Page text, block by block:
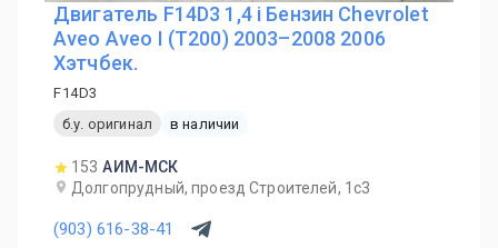
Двигатель F14D3 1,4 i Бензин Chevrolet
Aveo Aveo I (T200) 2003–2008 2006
Хэтчбек.
F14D3
б.у. оригинал
в наличии
153 АИМ-МСК
Долгопрудный, проезд Строителей, 1с3
(903) 616-38-41